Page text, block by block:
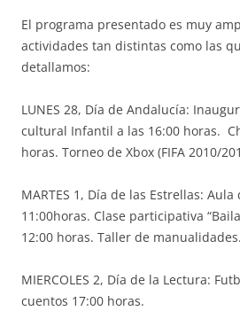
El programa presentado es muy
actividades tan distintas como las
detallamos:
LUNES 28, Día de Andalucía:
cultural Infantil a las 16:00 horas.
horas. Torneo de Xbox (FIFA 2010/
MARTES 1, Día de las Estrellas:
11:00horas. Clase participativa
12:00 horas. Taller de manualidades.
MIERCOLES 2, Día de la Lectura:
cuentos 17:00 horas.